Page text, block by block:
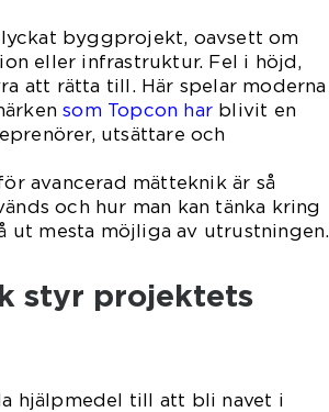
byggprojekt, oavsett om
eller infrastruktur. Fel i höjd,
att rätta till. Här spelar moderna
som Topcon har blivit en
utsättare och
avancerad mätteknik är så
och hur man kan tänka kring
ut mesta möjliga av utrustningen.
styr projektets
hjälpmedel till att bli navet i